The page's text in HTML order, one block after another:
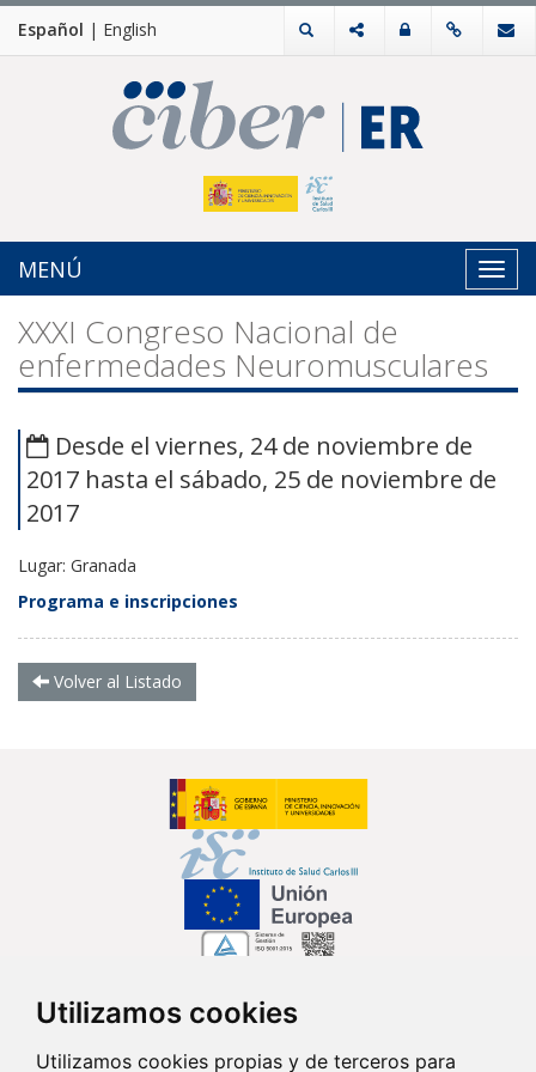
Utilizamos cookies
Utilizamos cookies propias y de terceros para
Español | English
MENÚ
XXXI Congreso Nacional de
enfermedades Neuromusculares
Desde el viernes, 24 de noviembre de
2017 hasta el sábado, 25 de noviembre de
2017
Lugar: Granada
Programa e inscripciones
Volver al Listado
Síguenos en...